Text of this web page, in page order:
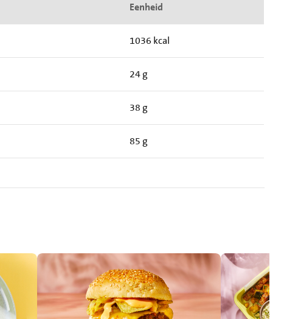
Eenheid
1036 kcal
24 g
38 g
85 g